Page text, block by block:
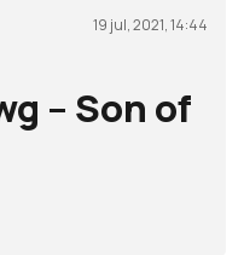
19 jul, 2021, 14:44
– Son of